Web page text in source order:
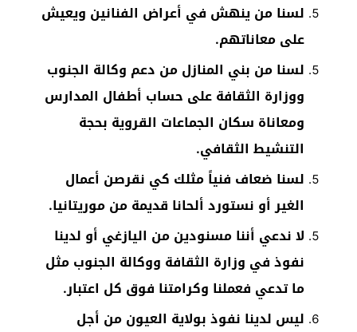
لسنا من ينهش في أعراض الفنانين ويعيش
على معاناتهم.
لسنا من بني المنازل من دعم وكالة الجنوب
ووزارة الثقافة على حساب أطفال المدارس
ومعاناة سكان الجماعات القروية بحجة
التنشيط الثقافي.
لسنا ضعاف فنياً مثلك كي نقرصن أعمال
الغير أو نستورد ألحانا قديمة من موريتانيا.
لا ندعي أننا مسنودين من اليازغي أو لدينا
نفوذ في وزارة الثقافة ووكالة الجنوب مثل
ما تدعي فعملنا وكرامتنا فوق كل اعتبار.
ليس لدينا نفوذ بولاية العيون من أجل